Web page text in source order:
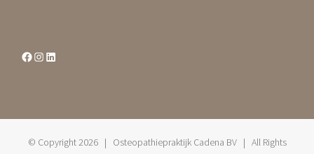
Facebook
Instagram
© Copyright2026 | Osteopathiepraktijk Cadena BV | All Rights